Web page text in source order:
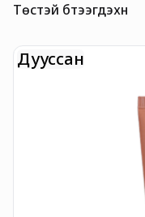
Төстэй бүтээгдэхүүн
Дууссан